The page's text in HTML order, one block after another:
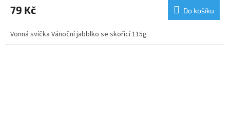
79 Kč Do košíku
Vonná svíčka Vánoční jabblko se skořicí 115g